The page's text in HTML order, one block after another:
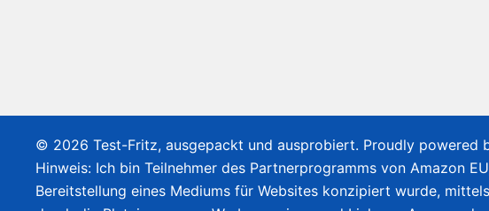
© 2026 Test-Fritz, ausgepackt und ausprobiert. Proudly powered
Hinweis: Ich bin Teilnehmer des Partnerprogramms von Amazon
Bereitstellung eines Mediums für Websites konzipiert wurde,